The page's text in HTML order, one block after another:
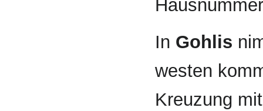
In Gohlis
westen
Kreuzung